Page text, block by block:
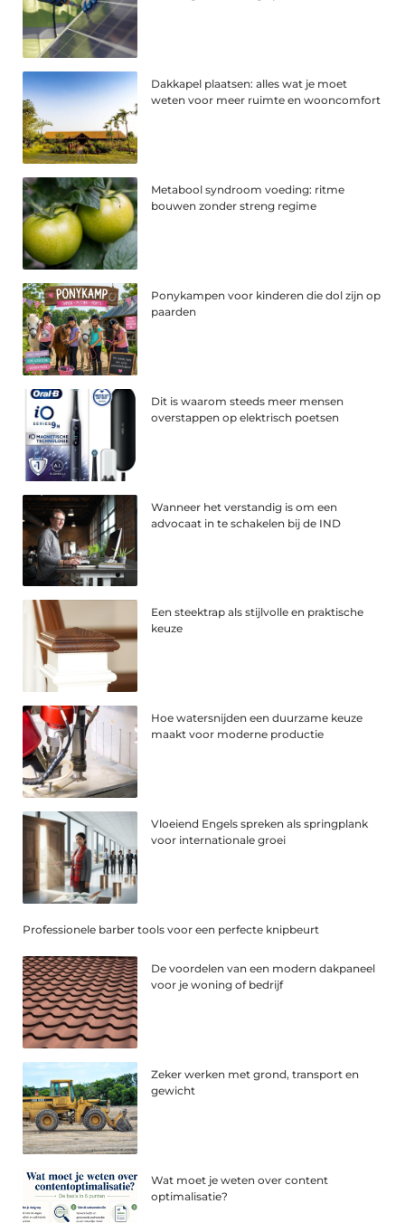
Dakkapel plaatsen: alles wat je moet
weten voor meer ruimte en wooncomfort
Metabool syndroom voeding: ritme
bouwen zonder streng regime
Ponykampen voor kinderen die dol zijn op
paarden
Dit is waarom steeds meer mensen
overstappen op elektrisch poetsen
Wanneer het verstandig is om een
advocaat in te schakelen bij de IND
Een steektrap als stijlvolle en praktische
keuze
Hoe watersnijden een duurzame keuze
maakt voor moderne productie
Vloeiend Engels spreken als springplank
voor internationale groei
Professionele barber tools voor een perfecte knipbeurt
De voordelen van een modern dakpaneel
voor je woning of bedrijf
Zeker werken met grond, transport en
gewicht
Wat moet je weten over content
optimalisatie?